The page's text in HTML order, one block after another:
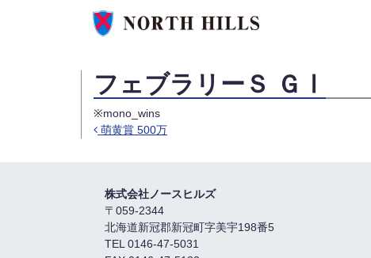
フェブラリーＳ ＧⅠ
※mono_wins
萌黄賞 500万
株式会社ノースヒルズ
〒059-2344
北海道新冠郡新冠町字美宇198番5
TEL 0146-47-5031